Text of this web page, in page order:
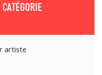
artiste